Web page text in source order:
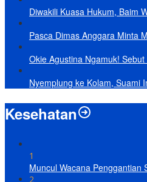
Diwakili Kuasa Hukum, Baim
Pasca Dimas Anggara Minta
Okie Agustina Ngamuk!
Nyemplung ke Kolam, Suami
Kesehatan
1
Muncul Wacana Penggantian
2